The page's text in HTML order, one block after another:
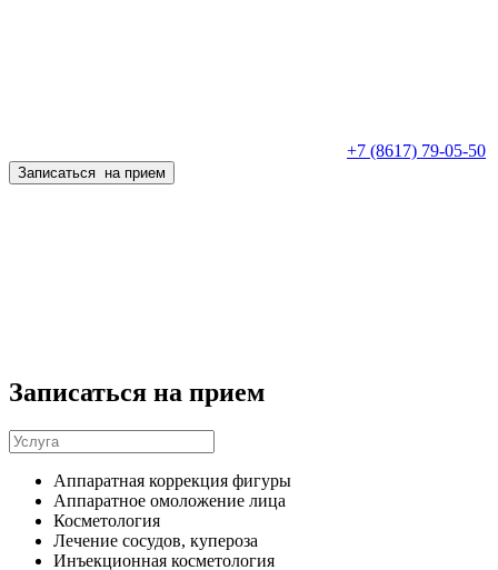
+7 (8617) 79-05-50
Записаться на прием
Запиcаться на прием
Аппаратная коррекция фигуры
Аппаратное омоложение лица
Косметология
Лечение сосудов, купероза
Инъекционная косметология